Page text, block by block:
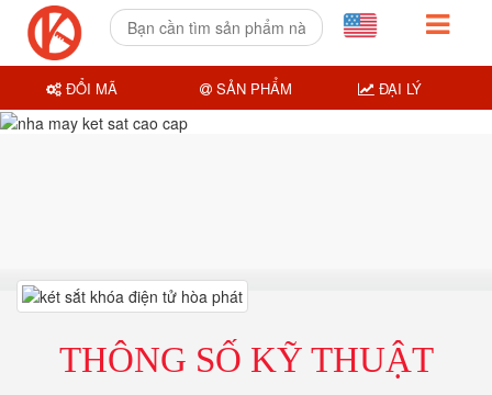
THÔNG SỐ KỸ THUẬT
ĐỔI MÃ SẢN PHẨM ĐẠI LÝ